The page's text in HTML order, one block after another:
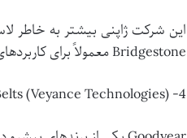
این شرکت ژاپنی بیشتر به خاطر
Bridgestone معمولاً برای کاربردهای سنگین مانند معادن زغال‌سنگ استفاده می‌شوند.
4- Goodyear Belts (Veyance Technologies)